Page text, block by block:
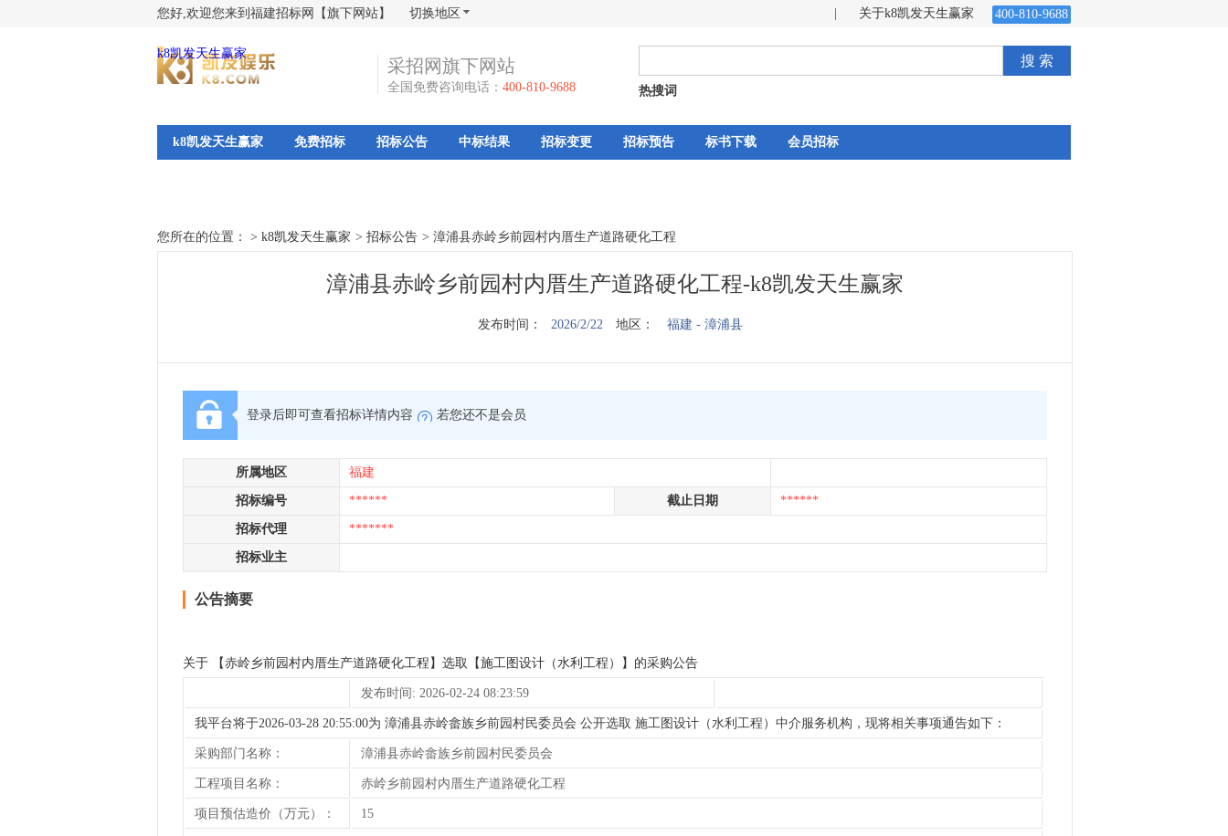
您好,欢迎您来到福建招标网【旗下网站】 切换地区 关于k8凯发天生赢家 400-810-9688
k8凯发天生赢家
采招网旗下网站
全国免费咨询电话： 400-810-9688
搜 索
热搜词
k8凯发天生赢家 免费招标 招标公告 中标结果 招标变更 招标预告 标书下载 会员招标
您所在的位置： > k8凯发天生赢家 > 招标公告 > 漳浦县赤岭乡前园村内厝生产道路硬化工程
漳浦县赤岭乡前园村内厝生产道路硬化工程-k8凯发天生赢家
发布时间： 2026/2/22 地区： 福建 - 漳浦县
登录后即可查看招标详情内容 若您还不是会员
所属地区 福建
招标编号 ****** 截止日期 ******
招标代理 *******
招标业主
公告摘要
关于 【赤岭乡前园村内厝生产道路硬化工程】选取【施工图设计（水利工程）】的采购公告
发布时间: 2026-02-24 08:23:59
我平台将于2026-03-28 20:55:00为 漳浦县赤岭畲族乡前园村民委员会 公开选取 施工图设计（水利工程）中介服务机构，现将相关事项通告如下：
采购部门名称： 漳浦县赤岭畲族乡前园村民委员会
工程项目名称： 赤岭乡前园村内厝生产道路硬化工程
项目预估造价（万元）： 15